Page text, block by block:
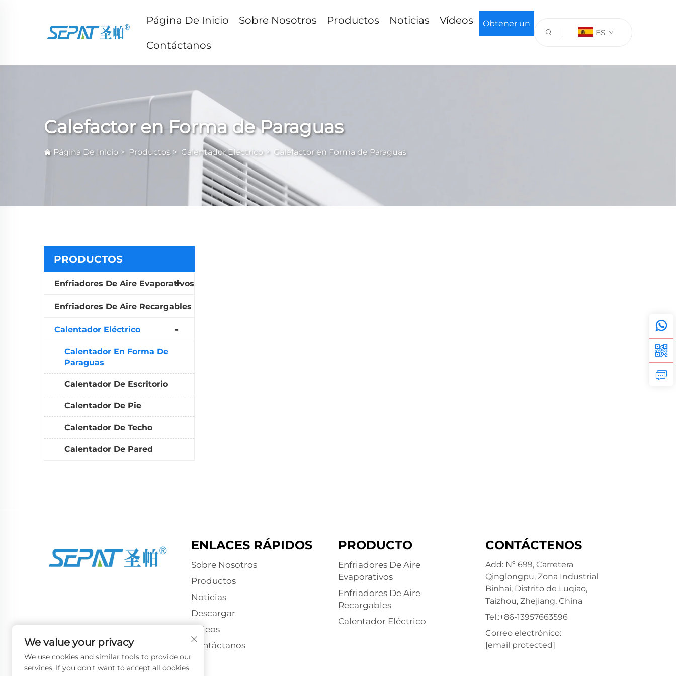
Página De Inicio Sobre Nosotros Productos Noticias Vídeos
Contáctanos
Obtener un
ES
Calefactor en Forma de Paraguas
Página De Inicio > Productos > Calentador Eléctrico> Calefactor en Forma de Paraguas
PRODUCTOS
Enfriadores De Aire Evaporativos
Enfriadores De Aire Recargables
Calentador Eléctrico
Calentador En Forma De
Paraguas
Calentador De Escritorio
Calentador De Pie
Calentador De Techo
Calentador De Pared
ENLACES RÁPIDOS
Sobre Nosotros
Productos
Noticias
Descargar
Vídeos
Contáctanos
PRODUCTO
Enfriadores De Aire
Evaporativos
Enfriadores De Aire
Recargables
Calentador Eléctrico
CONTÁCTENOS
Add: Nº 699, Carretera
Qinglongpu, Zona Industrial
Binhai, Distrito de Luqiao,
Taizhou, Zhejiang, China
Tel.:+86-13957663596
Correo electrónico:
[email protected]
We value your privacy
We use cookies and similar tools to provide our
services. If you don't want to accept all cookies,